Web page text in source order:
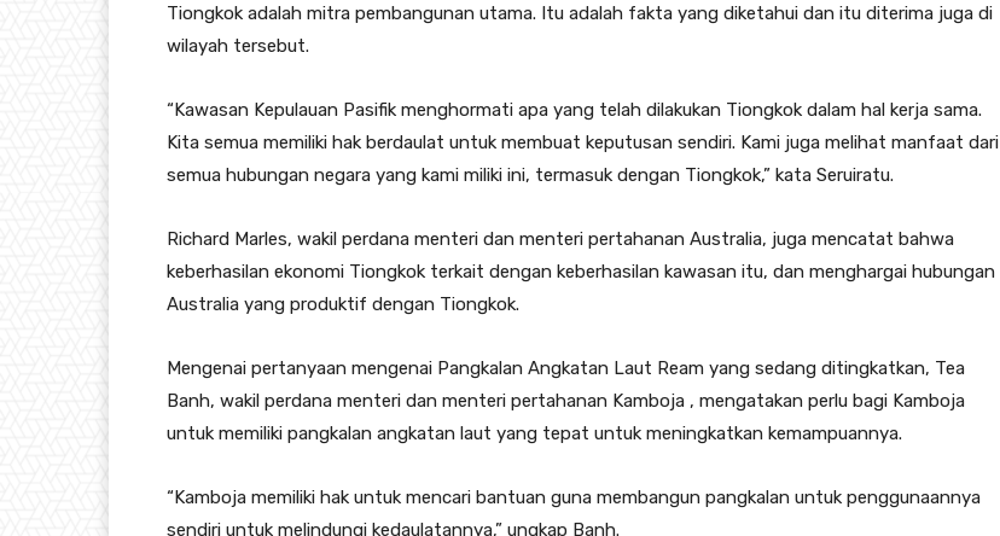
Tiongkok adalah mitra pembangunan utama. Itu adalah fakta yang diketahui dan itu diterima juga di
wilayah tersebut.
“Kawasan Kepulauan Pasifik menghormati apa yang telah dilakukan Tiongkok dalam hal kerja sama.
Kita semua memiliki hak berdaulat untuk membuat keputusan sendiri. Kami juga melihat manfaat dari
semua hubungan negara yang kami miliki ini, termasuk dengan Tiongkok,” kata Seruiratu.
Richard Marles, wakil perdana menteri dan menteri pertahanan Australia, juga mencatat bahwa
keberhasilan ekonomi Tiongkok terkait dengan keberhasilan kawasan itu, dan menghargai hubungan
Australia yang produktif dengan Tiongkok.
Mengenai pertanyaan mengenai Pangkalan Angkatan Laut Ream yang sedang ditingkatkan, Tea
Banh, wakil perdana menteri dan menteri pertahanan Kamboja , mengatakan perlu bagi Kamboja
untuk memiliki pangkalan angkatan laut yang tepat untuk meningkatkan kemampuannya.
“Kamboja memiliki hak untuk mencari bantuan guna membangun pangkalan untuk penggunaannya
sendiri untuk melindungi kedaulatannya,” ungkap Banh.